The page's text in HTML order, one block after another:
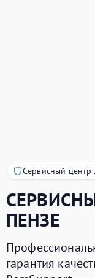
Сервисный центр
ПЕНЗЕ
гарантия